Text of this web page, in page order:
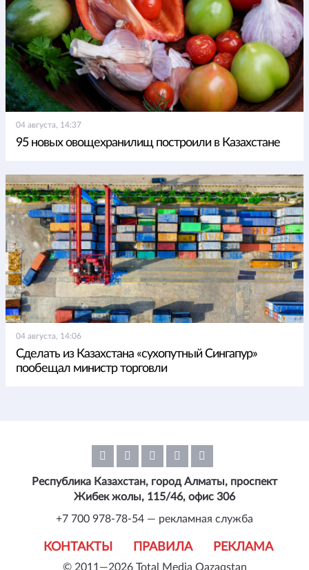
04 августа, 14:37
95 новых овощехранилищ построили в Казахстане
04 августа, 14:06
Сделать из Казахстана «сухопутный Сингапур»
пообещал министр торговли
© 2011—2026 Total Media Qazaqstan
КОНТАКТЫ ПРАВИЛА РЕКЛАМА
Республика Казахстан, город Алматы, проспект
Жибек жолы, 115/46, офис 306
+7 700 978-78-54 — рекламная служба